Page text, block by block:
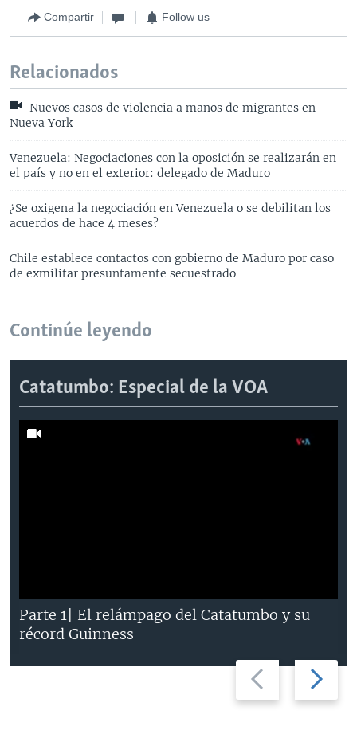
Compartir Follow us
Relacionados
Nuevos casos de violencia a manos de migrantes en
Nueva York
Venezuela: Negociaciones con la oposición se realizarán en
el país y no en el exterior: delegado de Maduro
¿Se oxigena la negociación en Venezuela o se debilitan los
acuerdos de hace 4 meses?
Chile establece contactos con gobierno de Maduro por caso
de exmilitar presuntamente secuestrado
Continúe leyendo
Catatumbo: Especial de la VOA
Previous
slide
Next
slide
Parte 1| El relámpago del Catatumbo y su
récord Guinness